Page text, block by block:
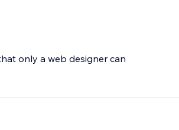
only a web designer can